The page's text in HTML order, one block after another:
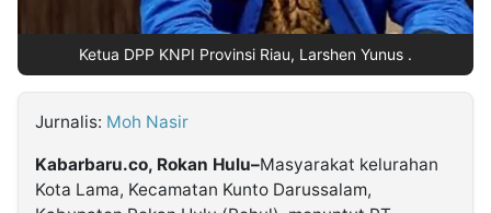
Ketua DPP KNPI Provinsi Riau, Larshen Yunus .
Jurnalis: Moh Nasir
Kabarbaru.co, Rokan Hulu–Masyarakat kelurahan
Kota Lama, Kecamatan Kunto Darussalam,